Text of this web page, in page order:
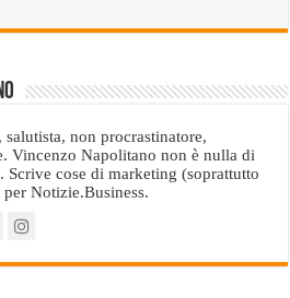
salutista, non procrastinatore,
Vincenzo Napolitano non è nulla di
Scrive cose di marketing (soprattutto
Notizie.Business.